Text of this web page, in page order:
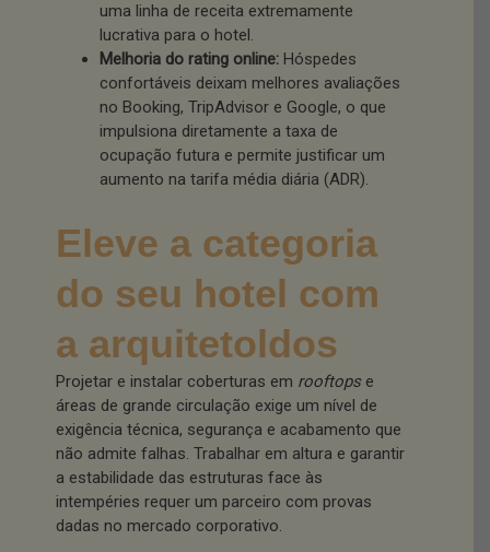
uma linha de receita extremamente
lucrativa para o hotel.
Melhoria do rating online: Hóspedes
confortáveis deixam melhores avaliações
no Booking, TripAdvisor e Google, o que
impulsiona diretamente a taxa de
ocupação futura e permite justificar um
aumento na tarifa média diária (ADR).
Eleve a categoria
do seu hotel com
a arquitetoldos
Projetar e instalar coberturas em rooftopse
áreas de grande circulação exige um nível de
exigência técnica, segurança e acabamento que
não admite falhas. Trabalhar em altura e garantir
a estabilidade das estruturas face às
intempéries requer um parceiro com provas
dadas no mercado corporativo.